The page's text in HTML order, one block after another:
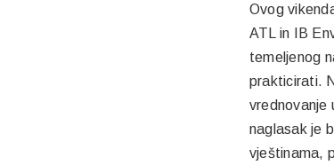
Ovog
ATL in IB
temeljenog
prakticirati.
vrednovanje
naglasak je
vještinama,